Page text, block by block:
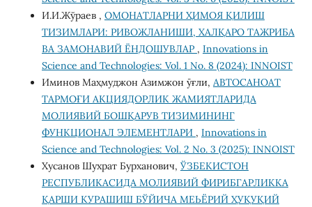
И.И.Жўраев , ОМОНАТЛАРНИ ҲИМОЯ ҚИЛИШ
ТИЗИМЛАРИ: РИВОЖЛАНИШИ, ХАЛҚАРО ТАЖРИБА
ВА ЗАМОНАВИЙ ЁНДОШУВЛАР , Innovations in
Science and Technologies: Vol. 1 No. 8 (2024): INNOIST
Иминов Маҳмуджон Азимжон ӯғли, АВТОСАНОАТ
ТАРМОҒИ АКЦИЯДОРЛИК ЖАМИЯТЛАРИДА
МОЛИЯВИЙ БОШҚАРУВ ТИЗИМИНИНГ
ФУНКЦИОНАЛ ЭЛЕМЕНТЛАРИ , Innovations in
Science and Technologies: Vol. 2 No. 3 (2025): INNOIST
Хусанов Шухрат Бурханович, ЎЗБЕКИСТОН
РЕСПУБЛИКАСИДА МОЛИЯВИЙ ФИРИБГАРЛИККА
ҚАРШИ КУРАШИШ БЎЙИЧА МЕЬЁРИЙ ҲУҚУҚИЙ